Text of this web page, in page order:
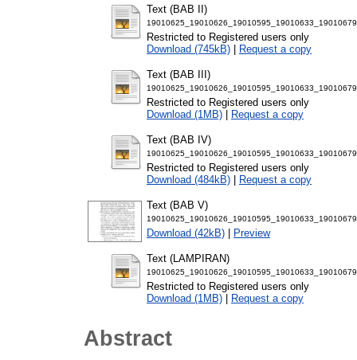
Text (BAB II)
Restricted to Registered users only
Download (745kB)
Request a copy
Text (BAB III)
Restricted to Registered users only
Download (1MB)
Request a copy
Text (BAB IV)
Restricted to Registered users only
Download (484kB)
Request a copy
Text (BAB V)
Download (42kB) Preview
Text (LAMPIRAN)
Restricted to Registered users only
Download (1MB)
Request a copy
Abstract